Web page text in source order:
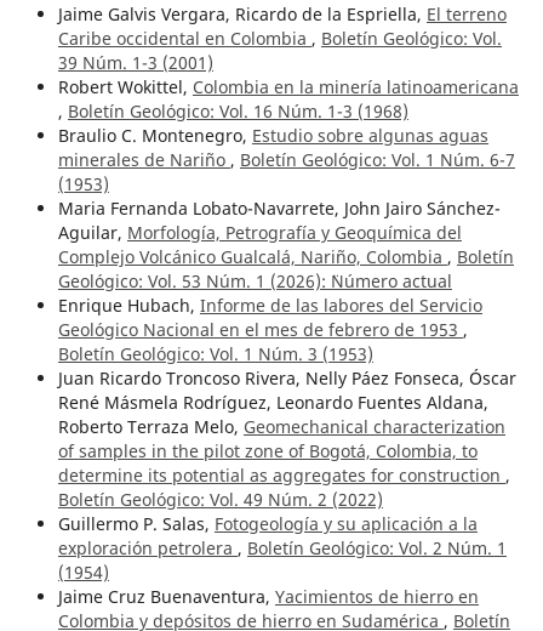
Jaime Galvis Vergara, Ricardo de la Espriella, El terreno
Caribe occidental en Colombia , Boletín Geológico: Vol.
39 Núm. 1-3 (2001)
Robert Wokittel, Colombia en la minería latinoamericana
, Boletín Geológico: Vol. 16 Núm. 1-3 (1968)
Braulio C. Montenegro, Estudio sobre algunas aguas
minerales de Nariño , Boletín Geológico: Vol. 1 Núm. 6-7
(1953)
Maria Fernanda Lobato-Navarrete, John Jairo Sánchez-
Aguilar, Morfología, Petrografía y Geoquímica del
Complejo Volcánico Gualcalá, Nariño, Colombia , Boletín
Geológico: Vol. 53 Núm. 1 (2026): ¨Número actual
Enrique Hubach, Informe de las labores del Servicio
Geológico Nacional en el mes de febrero de 1953 ,
Boletín Geológico: Vol. 1 Núm. 3 (1953)
Juan Ricardo Troncoso Rivera, Nelly Páez Fonseca, Óscar
René Másmela Rodríguez, Leonardo Fuentes Aldana,
Roberto Terraza Melo, Geomechanical characterization
of samples in the pilot zone of Bogotá, Colombia, to
determine its potential as aggregates for construction ,
Boletín Geológico: Vol. 49 Núm. 2 (2022)
Guillermo P. Salas, Fotogeología y su aplicación a la
exploración petrolera , Boletín Geológico: Vol. 2 Núm. 1
(1954)
Jaime Cruz Buenaventura, Yacimientos de hierro en
Colombia y depósitos de hierro en Sudamérica , Boletín